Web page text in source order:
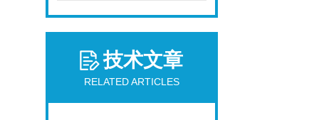
技术文章
RELATED ARTICLES